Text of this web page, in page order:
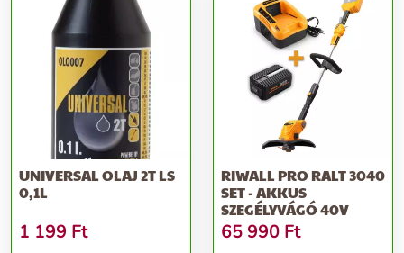
UNIVERSAL OLAJ 2T LS
0,1L
1 199 Ft
RIWALL PRO RALT 3040
SET - AKKUS
SZEGÉLYVÁGÓ 40V
65 990 Ft